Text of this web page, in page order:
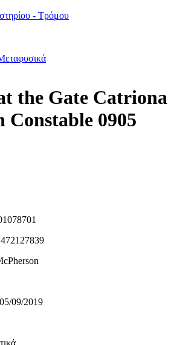
- Τρόμου
the Gate Catriona
Constable 0905
05/09/2019